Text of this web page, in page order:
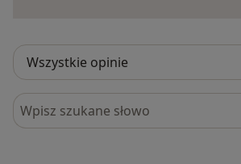
Szukaj w opiniach